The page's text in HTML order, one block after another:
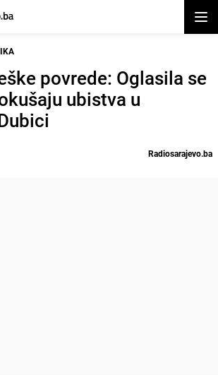
povrede: Oglasila se
ubistva u
Radiosarajevo.ba